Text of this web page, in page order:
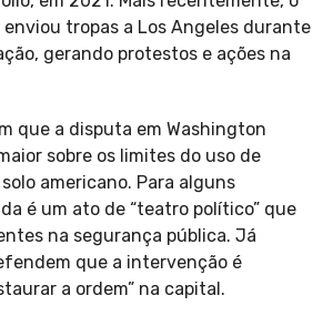
tropas a Los Angeles durante
gerando protestos e ações na
que a disputa em Washington
sobre os limites do uso de
americano. Para alguns
é um ato de “teatro político” que
na segurança pública. Já
que a intervenção é
a ordem” na capital.